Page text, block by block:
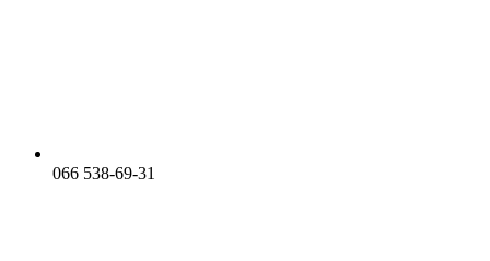
066 538-69-31